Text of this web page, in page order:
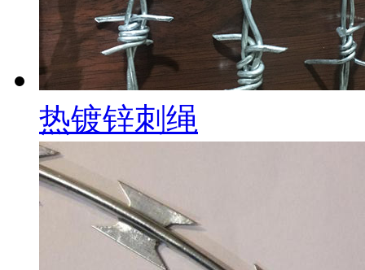
热镀锌刺绳